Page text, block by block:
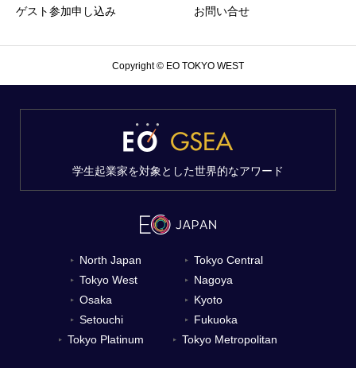
ゲスト参加申し込み お問い合せ
Copyright © EO TOKYO WEST
▼ North Japan ▼ Tokyo Central
▼ Tokyo West ▼ Nagoya
▼ Osaka ▼ Kyoto
▼ Setouchi ▼ Fukuoka
▼ Tokyo Platinum ▼ Tokyo Metropolitan
学生起業家を対象とした世界的なアワード